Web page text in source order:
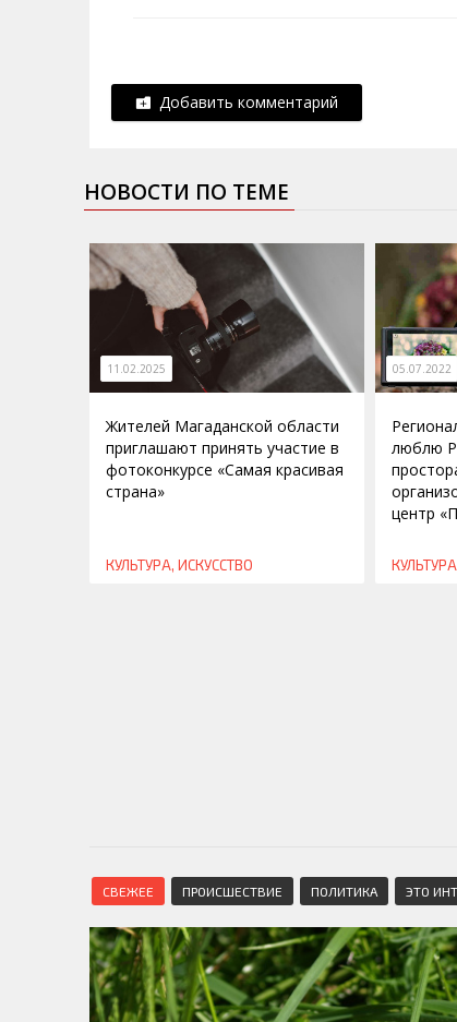
Добавить комментарий
НОВОСТИ ПО ТЕМЕ
11.02.2025
Жителей Магаданской области
приглашают принять участие в
фотоконкурсе «Самая красивая
страна»
КУЛЬТУРА, ИСКУССТВО
05.07.2022
люблю
центр
СВЕЖЕЕ ПРОИСШЕСТВИЕ ПОЛИТИКА ЭТО